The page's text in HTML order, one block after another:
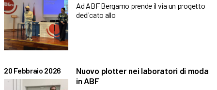
Ad ABF Bergamo prende il via un progetto
dedicato allo
20 Febbraio 2026
Nuovo plotter nei laboratori di moda
in ABF